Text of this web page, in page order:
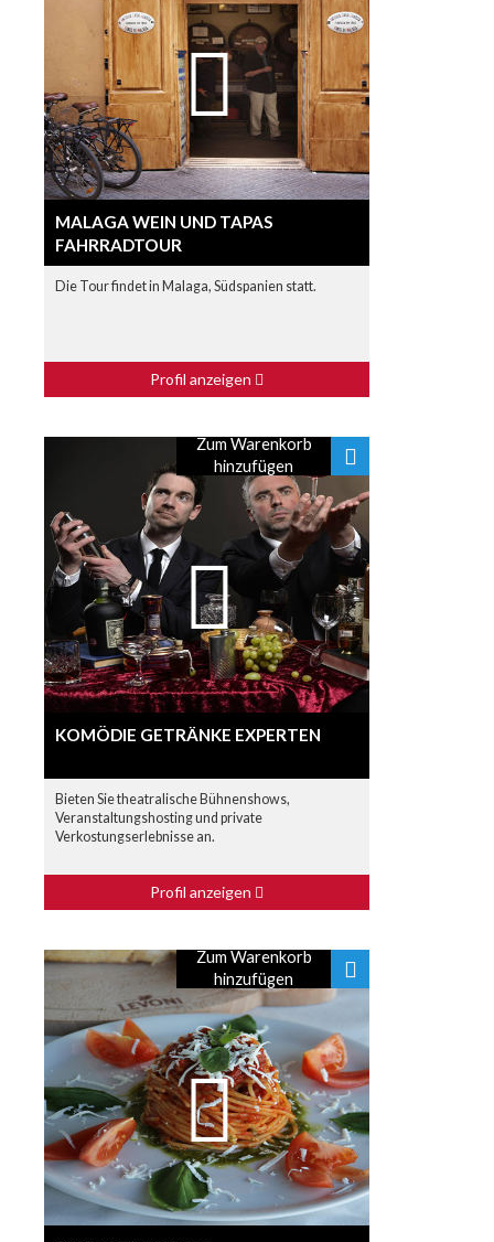
MALAGA WEIN UND TAPAS
FAHRRADTOUR
Die Tour findet in Malaga, Südspanien statt.
Profil anzeigen
Zum Warenkorb
hinzufügen
KOMÖDIE GETRÄNKE EXPERTEN
Bieten Sie theatralische Bühnenshows,
Veranstaltungshosting und private
Verkostungserlebnisse an.
Profil anzeigen
Zum Warenkorb
hinzufügen